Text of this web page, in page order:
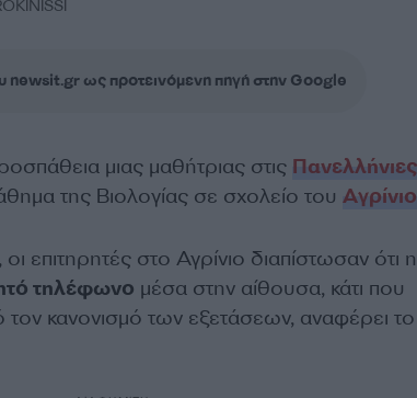
newsit.gr ως προτεινόμενη πηγή στην Google
μιας μαθήτριας στις Πανελλήνιες
της Βιολογίας σε σχολείο του Aγρίνιο
επιτηρητές στο Αγρίνιο διαπίστωσαν ότι η
τηλέφωνο μέσα στην αίθουσα, κάτι που
κανονισμό των εξετάσεων, αναφέρει το